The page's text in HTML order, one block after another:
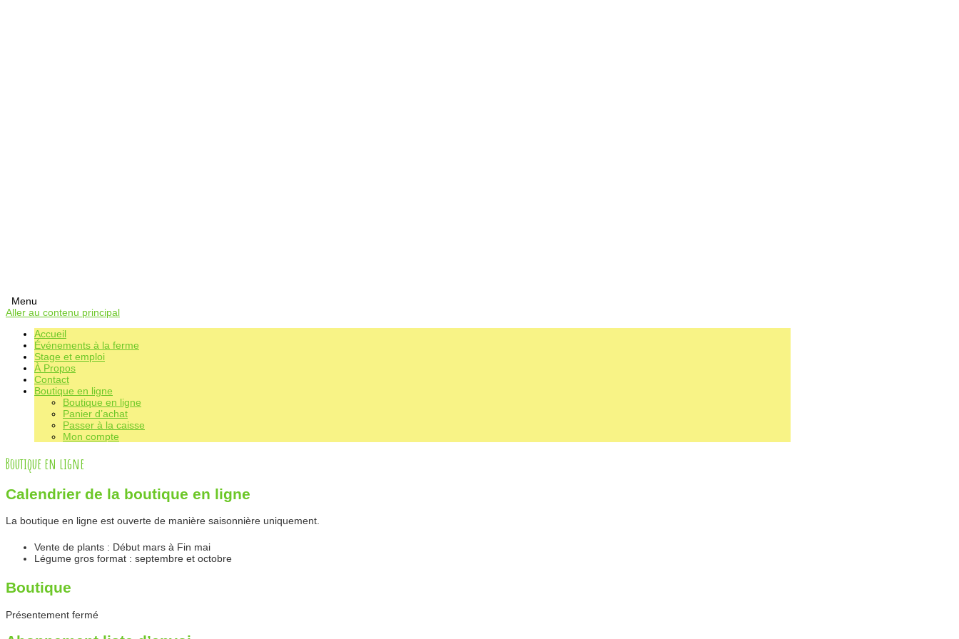
Menu
Aller au contenu principal
Accueil
Événements à la ferme
Stage et emploi
À Propos
Contact
Boutique en ligne
Boutique en ligne
Panier d’achat
Passer à la caisse
Mon compte
Boutique en ligne
Calendrier de la boutique en ligne
La boutique en ligne est ouverte de manière saisonnière uniquement.
Vente de plants : Début mars à Fin mai
Légume gros format : septembre et octobre
Boutique
Présentement fermé